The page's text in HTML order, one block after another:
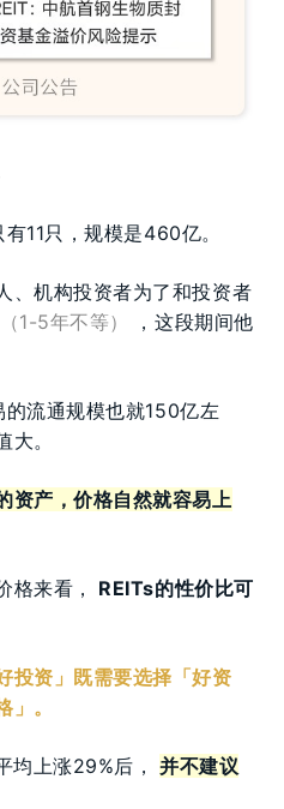
11只，规模是460亿。
、机构投资者为了和投资者
（1-5年不等）
，这段期间他
流通规模也就150亿左
。
资产，价格自然就容易上
格来看，
REITs的性价比可
投资」既需要选择「好资
。
均上涨29%后，
并不建议